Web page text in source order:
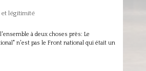
légitimité
à deux choses près: Le
n'est pas le Front national qui était un